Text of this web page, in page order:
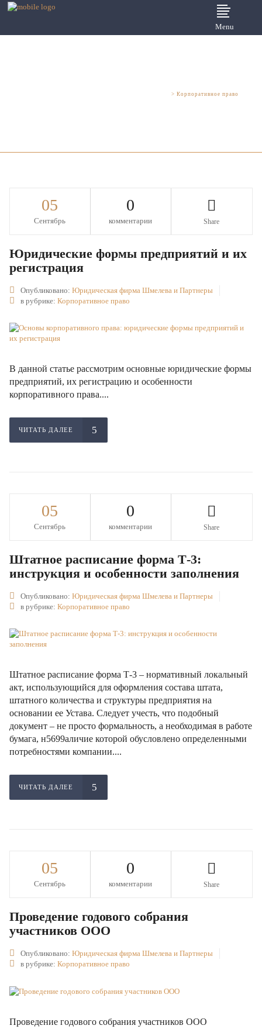
Menu
> Корпоративное право
05
Сентябрь
0
комментарии Share
Юридические формы предприятий и их
регистрация
Опубликовано: Юридическая фирма Шмелева и Партнеры
в рубрике: Корпоративное право
В данной статье рассмотрим основные юридические формы
предприятий, их регистрацию и особенности
корпоративного права....
ЧИТАТЬ ДАЛЕЕ
05
Сентябрь
0
комментарии Share
Штатное расписание форма Т-3:
инструкция и особенности заполнения
Опубликовано: Юридическая фирма Шмелева и Партнеры
в рубрике: Корпоративное право
Штатное расписание форма Т-3 – нормативный локальный
акт, использующийся для оформления состава штата,
штатного количества и структуры предприятия на
основании ее Устава. Следует учесть, что подобный
документ – не просто формальность, а необходимая в работе
бумага, н5699аличие которой обусловлено определенными
потребностями компании....
ЧИТАТЬ ДАЛЕЕ
05
Сентябрь
0
комментарии Share
Проведение годового собрания
участников ООО
Опубликовано: Юридическая фирма Шмелева и Партнеры
в рубрике: Корпоративное право
Проведение годового собрания участников ООО